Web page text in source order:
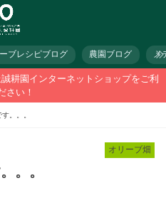
ブレシピブログ 農園ブログ メ
耕園インターネットショップをご利
さい！
。。。
オリーブ畑
。。